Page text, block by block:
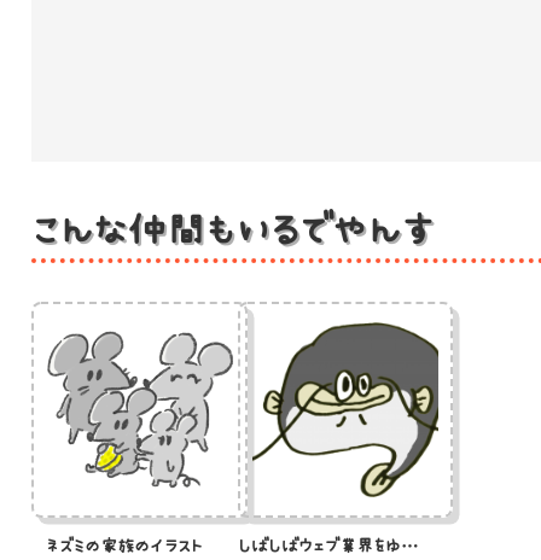
こんな仲間もいるでやんす
ネズミの家族のイラスト しばしばウェブ業界をゆるがすナマズのイラスト